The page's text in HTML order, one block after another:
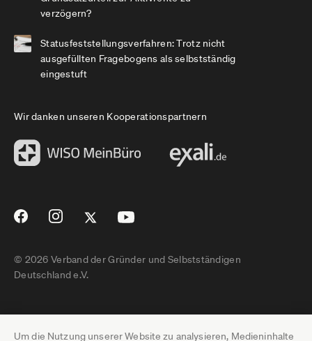
Um die Nutzung unserer Website zu analysieren, Medieninhalte
verzögern?
Statusfeststellungsverfahren: Trotz nicht
ausgefüllten Fragebogens als selbstständig
eingestuft
Wir danken unseren Kooperationspartnern
© 2026 Verband der Gründer und Selbstständigen
Deutschland e.V.
Impressum